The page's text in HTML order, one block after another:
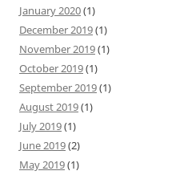
January 2020(1)
December 2019(1)
November 2019(1)
October 2019(1)
September 2019(1)
August 2019(1)
July 2019(1)
June 2019(2)
May 2019(1)